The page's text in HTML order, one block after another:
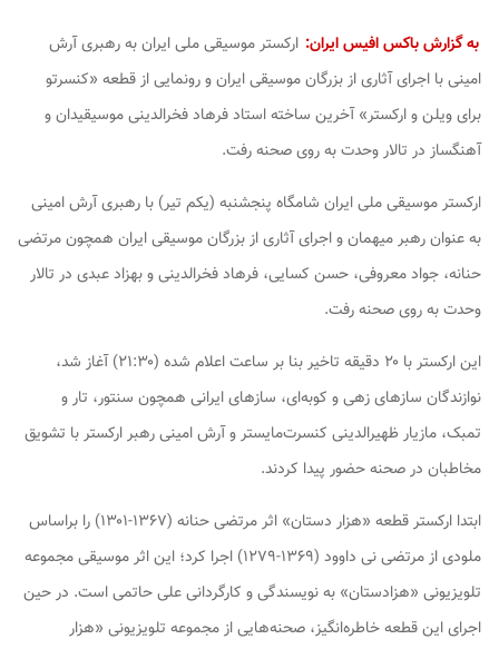
به گزارش باکس افیس ایران: ارکستر موسیقی ملی ایران به رهبری آرش
امینی با اجرای آثاری از بزرگان موسیقی ایران و رونمایی از قطعه «کنسرتو
برای ویلن و ارکستر» آخرین ساخته استاد فرهاد فخرالدینی موسیقیدان و
آهنگساز در تالار وحدت به روی صحنه رفت.
ارکستر موسیقی ملی ایران شامگاه پنجشنبه (یکم تیر) با رهبری آرش امینی
به عنوان رهبر میهمان و اجرای آثاری از بزرگان موسیقی ایران همچون مرتضی
حنانه، جواد معروفی، حسن کسایی، فرهاد فخرالدینی و بهزاد عبدی در تالار
وحدت به روی صحنه رفت.
این ارکستر با ۲۰ دقیقه تاخیر بنا بر ساعت اعلام شده (۲۱:۳۰) آغاز شد،
نوازندگان سازهای زهی و کوبه‌ای، سازهای ایرانی همچون سنتور، تار و
تمبک، مازیار ظهیرالدینی کنسرت‌مایستر و آرش امینی رهبر ارکستر با تشویق
مخاطبان در صحنه حضور پیدا کردند.
ابتدا ارکستر قطعه «هزار دستان» اثر مرتضی حنانه (۱۳۶۷-۱۳۰۱) را براساس
ملودی از مرتضی نی داوود (۱۳۶۹-۱۲۷۹) اجرا کرد؛ این اثر موسیقی مجموعه
تلویزیونی «هزادستان» به نویسندگی و کارگردانی علی حاتمی است. در حین
اجرای این قطعه خاطره‌انگیز، صحنه‌هایی از مجموعه تلویزیونی «هزار